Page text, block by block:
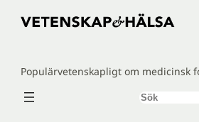
Hoppa
Populärvetenskapligt om medicinsk
Sök